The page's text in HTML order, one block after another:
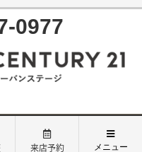
0977
来店予約 メニュー